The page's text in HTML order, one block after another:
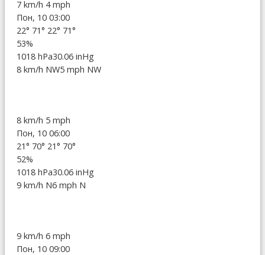
7 km/h 4 mph
Пон, 10 03:00
22° 71° 22° 71°
53%
1018 hPa30.06 inHg
8 km/h NW5 mph NW
8 km/h 5 mph
Пон, 10 06:00
21° 70° 21° 70°
52%
1018 hPa30.06 inHg
9 km/h N6 mph N
9 km/h 6 mph
Пон, 10 09:00